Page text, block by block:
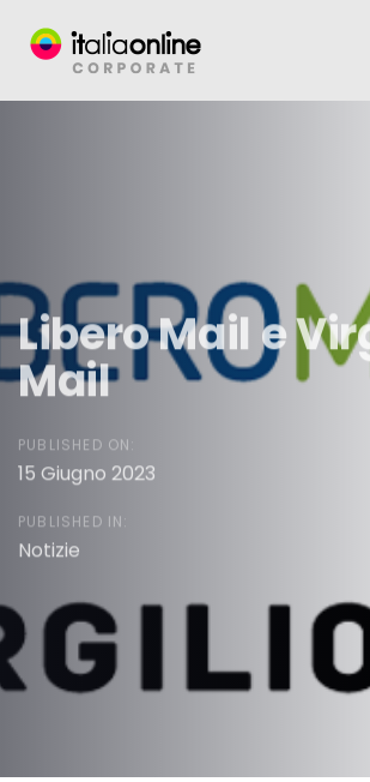
links
content
Libero Mail e
Mail
PUBLISHED ON:
15 Giugno 2023
PUBLISHED IN:
Notizie